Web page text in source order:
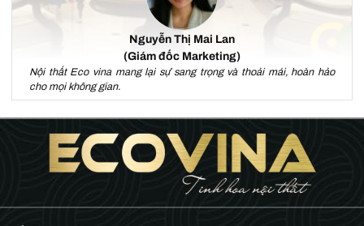
Nguyễn Thị Mai Lan
(Giám đốc Marketing)
Nội thất Eco vina mang lại sự sang trọng và thoải mái, hoàn hảo
cho mọi không gian.